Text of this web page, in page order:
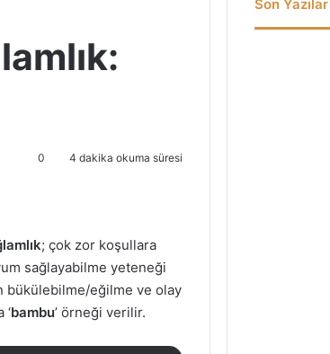
0 4 dakika okuma süresi
; çok zor koşullara
sağlayabilme yeteneği
bükülebilme/eğilme ve olay
‘bambu’ örneği verilir.
Son Yazılar